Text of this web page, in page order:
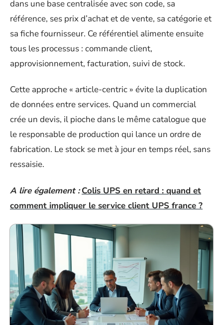
dans une base centralisée avec son code, sa
référence, ses prix d’achat et de vente, sa catégorie et
sa fiche fournisseur. Ce référentiel alimente ensuite
tous les processus : commande client,
approvisionnement, facturation, suivi de stock.
Cette approche « article-centric » évite la duplication
de données entre services. Quand un commercial
crée un devis, il pioche dans le même catalogue que
le responsable de production qui lance un ordre de
fabrication. Le stock se met à jour en temps réel, sans
ressaisie.
A lire également : Colis UPS en retard : quand et
comment impliquer le service client UPS france ?